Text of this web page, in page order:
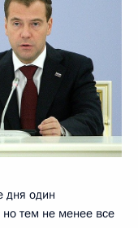
дня один
но тем не менее все